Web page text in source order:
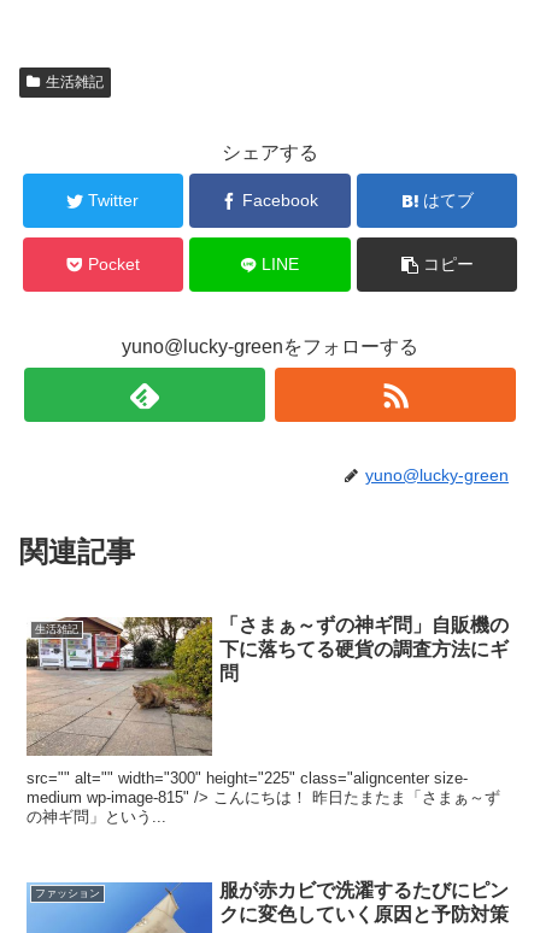
生活雑記
シェアする
Twitter Facebook はてブ
Pocket LINE コピー
yuno@lucky-greenをフォローする
yuno@lucky-green
関連記事
生活雑記
「さまぁ～ずの神ギ問」自販機の
下に落ちてる硬貨の調査方法にギ
問
src="" alt="" width="300" height="225" class="aligncenter size-
medium wp-image-815" /> こんにちは！ 昨日たまたま「さまぁ～ず
の神ギ問」という...
ファッション
服が赤カビで洗濯するたびにピン
クに変色していく原因と予防対策